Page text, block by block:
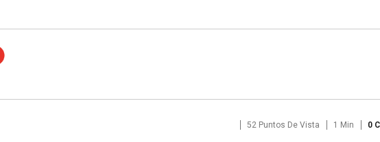
52 Puntos De Vista 1 Min 0